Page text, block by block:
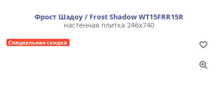
Фрост Шэдоу / Frost Shadow WT15FRR15R
настенная плитка 246x740
Специальная скидка